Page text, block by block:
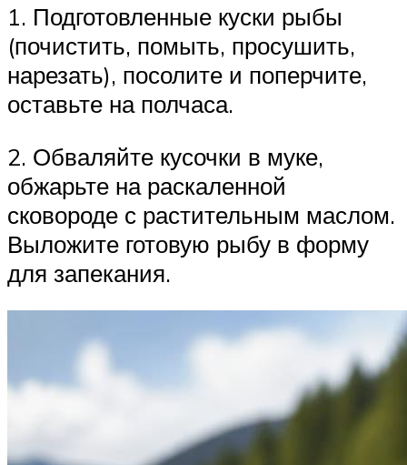
1. Подготовленные куски рыбы
(почистить, помыть, просушить,
нарезать), посолите и поперчите,
оставьте на полчаса.
2. Обваляйте кусочки в муке,
обжарьте на раскаленной
сковороде с растительным маслом.
Выложите готовую рыбу в форму
для запекания.